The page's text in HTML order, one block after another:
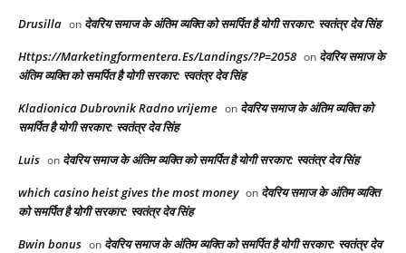
Drusilla on देवरिय समाज के अंतिम व्यक्ति को समर्पित है योगी सरकार: स्वतंत्र देव सिंह
Https://Marketingformentera.Es/Landings/?P=2058 on देवरिय समाज के
अंतिम व्यक्ति को समर्पित है योगी सरकार: स्वतंत्र देव सिंह
Kladionica Dubrovnik Radno vrijeme on देवरिय समाज के अंतिम व्यक्ति को
समर्पित है योगी सरकार: स्वतंत्र देव सिंह
Luis on देवरिय समाज के अंतिम व्यक्ति को समर्पित है योगी सरकार: स्वतंत्र देव सिंह
which casino heist gives the most money on देवरिय समाज के अंतिम व्यक्ति
को समर्पित है योगी सरकार: स्वतंत्र देव सिंह
Bwin bonus on देवरिय समाज के अंतिम व्यक्ति को समर्पित है योगी सरकार: स्वतंत्र देव